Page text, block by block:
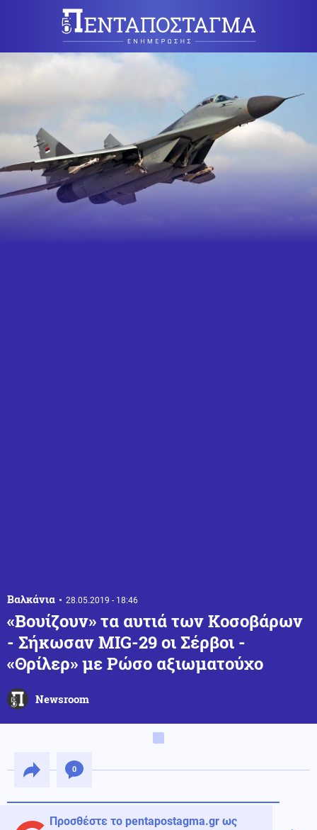
Βαλκάνια 28.05.2019 - 18:46
«Βουίζουν» τα αυτιά των Κοσοβάρων
- Σήκωσαν MIG-29 οι Σέρβοι -
«Θρίλερ» με Ρώσο αξιωματούχο
Newsroom
0
Προσθέστε το pentapostagma.gr ως